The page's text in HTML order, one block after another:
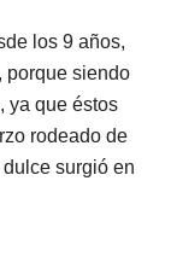
los 9 años,
porque siendo
ya que éstos
rodeado de
surgió en